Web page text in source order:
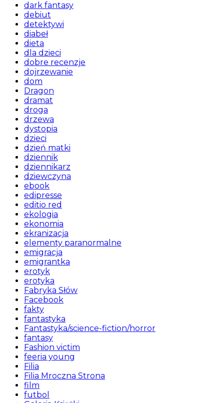
dark fantasy
debiut
detektywi
diabeł
dieta
dla dzieci
dobre recenzje
dojrzewanie
dom
Dragon
dramat
droga
drzewa
dystopia
dzieci
dzień matki
dziennik
dziennikarz
dziewczyna
ebook
edipresse
editio red
ekologia
ekonomia
ekranizacja
elementy paranormalne
emigracja
emigrantka
erotyk
erotyka
Fabryka Słów
Facebook
fakty
fantastyka
Fantastyka/science-fiction/horror
fantasy
Fashion victim
feeria young
Filia
Filia Mroczna Strona
film
futbol